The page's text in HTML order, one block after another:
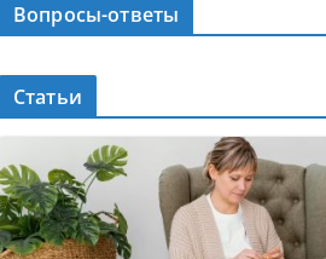
Вопросы-ответы
Статьи